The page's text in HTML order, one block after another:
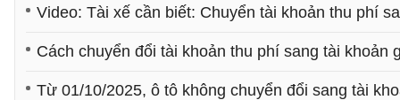
Video: Tài xế cần biết: Chuyển tài khoản thu phí
Cách chuyển đổi tài khoản thu phí sang tài khoản
Từ 01/10/2025, ô tô không chuyển đổi sang tài